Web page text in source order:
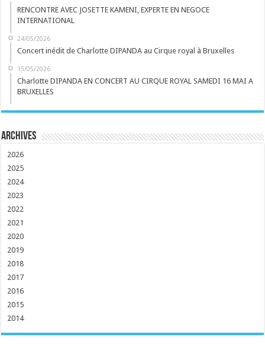
RENCONTRE AVEC JOSETTE KAMENI, EXPERTE EN NEGOCE
INTERNATIONAL
24/05/2026
Concert inédit de Charlotte DIPANDA au Cirque royal à Bruxelles
15/05/2026
Charlotte DIPANDA EN CONCERT AU CIRQUE ROYAL SAMEDI 16 MAI A
BRUXELLES
Archives
2026
2025
2024
2023
2022
2021
2020
2019
2018
2017
2016
2015
2014